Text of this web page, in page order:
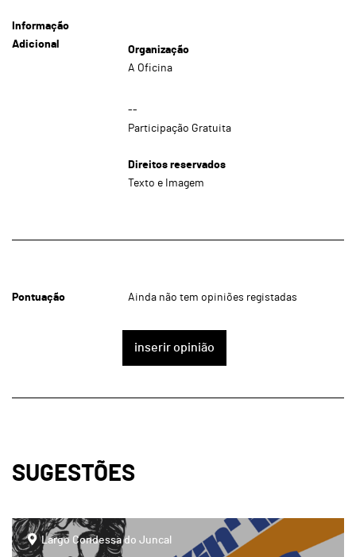
Informação
Adicional
Organização
A Oficina
--
Participação Gratuita
Direitos reservados
Texto e Imagem
Pontuação Ainda não tem opiniões registadas
inserir opinião
SUGESTÕES
page
Largo Condessa do Juncal